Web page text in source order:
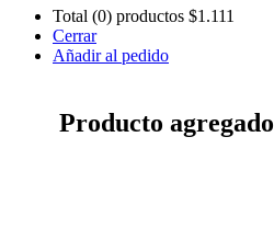
Total (0) productos $1.111
Cerrar
Añadir al pedido
Producto agregado